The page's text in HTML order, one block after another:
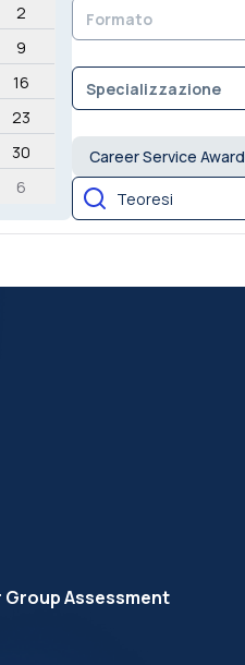
2
9
16
23
30
6
Formato
Specializzazione
Career Service Award
Assessment